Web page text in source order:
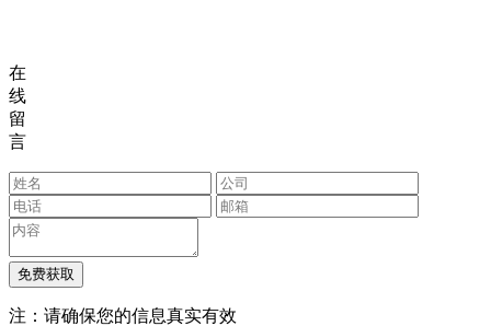
在
线
留
言
注：请确保您的信息真实有效